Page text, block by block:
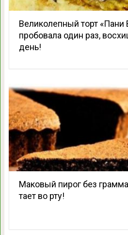
Великолепный торт «Пани
пробовала один раз,
день!
Маковый пирог без
тает во рту!